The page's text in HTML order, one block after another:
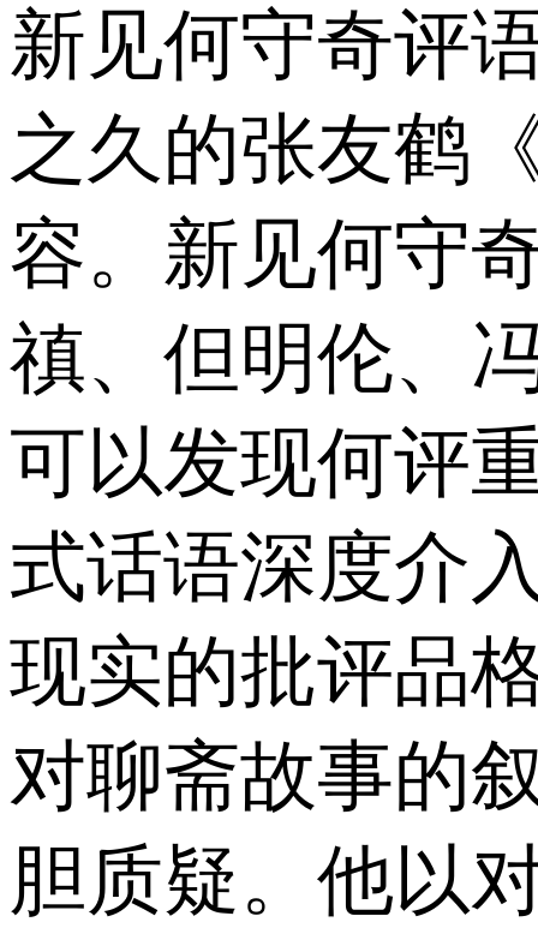
新见何守奇评
之久的张友鹤
容。新见何守
禛、但明伦、
可以发现何评
式话语深度介
现实的批评品
对聊斋故事的
胆质疑。他以